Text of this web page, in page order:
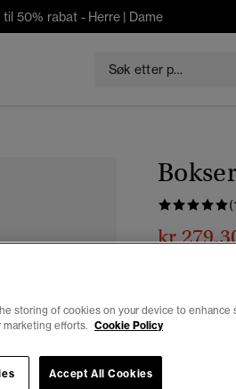
til 50% rabat - Herre | Dame
kr
storing of cookies on your device to enhance
marketing efforts. Cookie Policy
Accept All Cookies